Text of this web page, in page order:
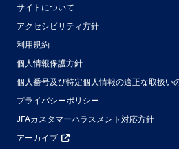
サイトについて
アクセシビリティ方針
利用規約
個人情報保護方針
個人番号及び特定個人情報の適正な取扱い
プライバシーポリシー
JFAカスタマーハラスメント対応方針
アーカイブ